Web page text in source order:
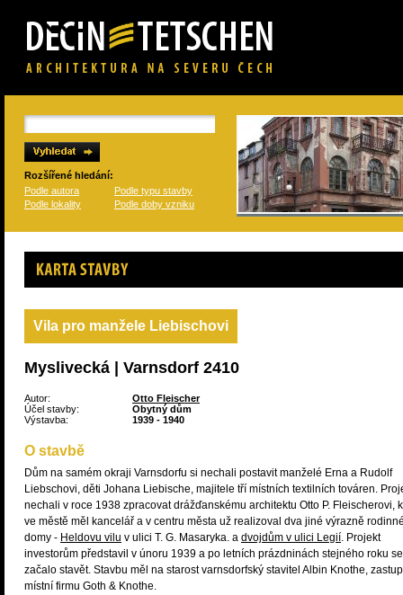
Rozšířené hledání:
Podle autora
Podle typu stavby
Podle lokality
Podle doby vzniku
Karta stavby
Vila pro manžele Liebischovi
Myslivecká | Varnsdorf 2410
Autor:
Otto Fleischer
Účel stavby:
Obytný dům
Výstavba:
1939 - 1940
O stavbě
Dům na samém okraji Varnsdorfu si nechali postavit manželé Erna a Rudolf
Liebschovi, děti Johana Liebische, majitele tří místních textilních továren.
nechali v roce 1938 zpracovat drážďanskému architektu Otto P. Fleischerovi,
ve městě měl kancelář a v centru města už realizoval dva jiné výrazně
domy - Heldovu vilu v ulici T. G. Masaryka. a dvojdům v ulici Legií. Projekt
investorům představil v únoru 1939 a po letních prázdninách stejného roku se
začalo stavět. Stavbu měl na starost varnsdorfský stavitel Albin Knothe,
místní firmu Goth & Knothe.